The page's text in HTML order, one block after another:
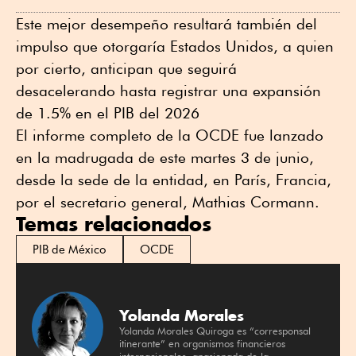
Este mejor desempeño resultará también del
impulso que otorgaría Estados Unidos, a quien
por cierto, anticipan que seguirá
desacelerando hasta registrar una expansión
de 1.5% en el PIB del 2026
El informe completo de la OCDE fue lanzado
en la madrugada de este martes 3 de junio,
desde la sede de la entidad, en París, Francia,
por el secretario general, Mathias Cormann.
Temas relacionados
PIB de México OCDE
Yolanda Morales
Yolanda Morales Quiroga es “corresponsal
itinerante” en organismos financieros